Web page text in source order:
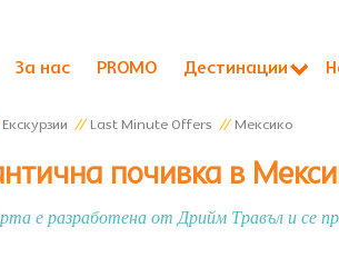
За нас PROMO Дестинации
Екскурзии // Last Minute Offers // Мексико
почивка в
е разработена от Дрийм Травъл и се